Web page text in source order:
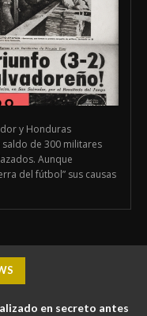
y Honduras
de 300 militares
Aunque
del fútbol” sus causas
en secreto antes